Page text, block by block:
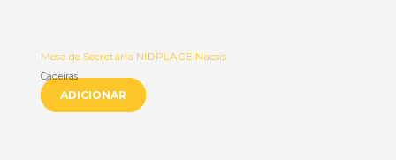
Mesa de Secretária NIDPLACE Nacsis
Cadeiras
ADICIONAR